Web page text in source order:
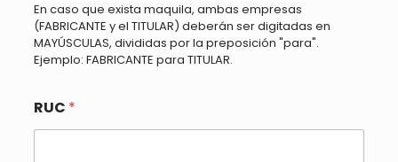
En caso que exista maquila, ambas empresas
(FABRICANTE y el TITULAR) deberán ser digitadas en
MAYÚSCULAS, divididas por la preposición "para".
Ejemplo: FABRICANTE para TITULAR.
RUC *